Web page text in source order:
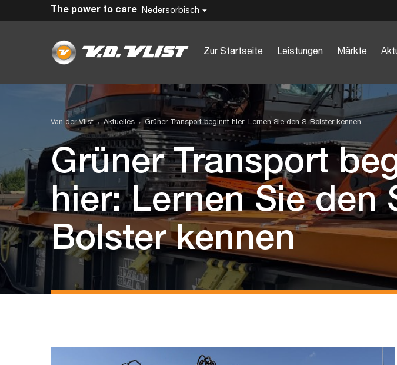
Nedersorbisch
Zur Startseite Leistungen Märkte
The power to care
Van der Vlist Aktuelles Grüner Transport beginnt hier: Lernen Sie den S-Bolster kennen
Grüner Transport
hier: Lernen Sie den
Bolster kennen